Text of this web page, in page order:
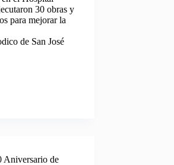
30 obras y
para mejorar la
de San José
Aniversario de